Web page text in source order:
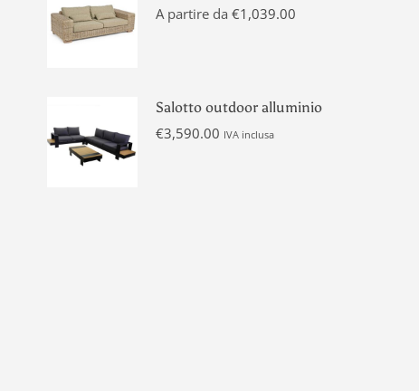
A partire da €1,039.00
Salotto outdoor alluminio
€3,590.00 IVA inclusa